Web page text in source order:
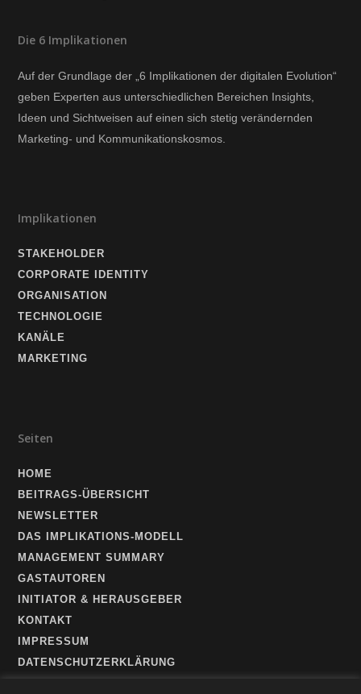
Die 6 Implikationen
Auf der Grundlage der „6 Implikationen der digitalen Evolution“
geben Experten aus unterschiedlichen Bereichen Insights,
Ideen und Sichtweisen auf einen sich stetig verändernden
Marketing- und Kommunikationskosmos.
Implikationen
STAKEHOLDER
CORPORATE IDENTITY
ORGANISATION
TECHNOLOGIE
KANÄLE
MARKETING
Seiten
HOME
BEITRAGS-ÜBERSICHT
NEWSLETTER
DAS IMPLIKATIONS-MODELL
MANAGEMENT SUMMARY
GASTAUTOREN
INITIATOR & HERAUSGEBER
KONTAKT
IMPRESSUM
DATENSCHUTZERKLÄRUNG